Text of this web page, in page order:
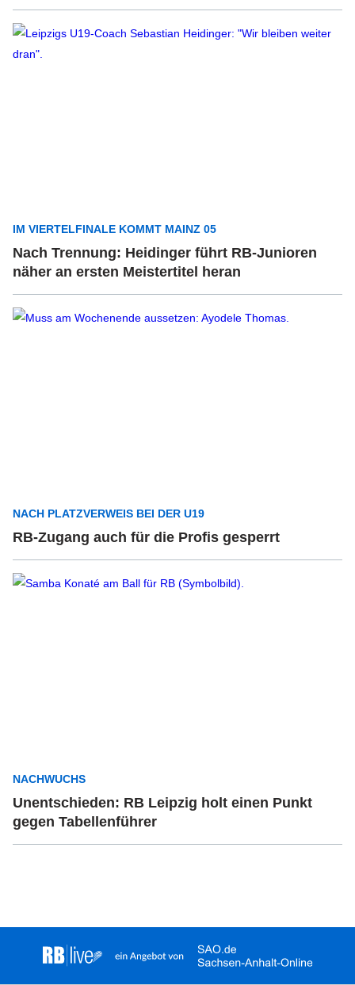
IM VIERTELFINALE KOMMT MAINZ 05
Nach Trennung: Heidinger führt RB-Junioren
näher an ersten Meistertitel heran
NACH PLATZVERWEIS BEI DER U19
RB-Zugang auch für die Profis gesperrt
NACHWUCHS
Unentschieden: RB Leipzig holt einen Punkt
gegen Tabellenführer